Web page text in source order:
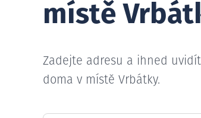
místě
Zadejte adresu a ihned
doma v místě Vrbátky.